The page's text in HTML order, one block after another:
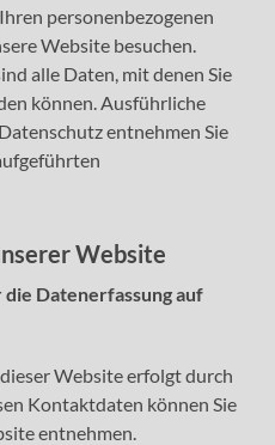
personenbezogenen
Website besuchen.
alle Daten, mit denen Sie
können. Ausführliche
entnehmen Sie
Website
Datenerfassung auf
Website erfolgt durch
Kontaktdaten können Sie
entnehmen.